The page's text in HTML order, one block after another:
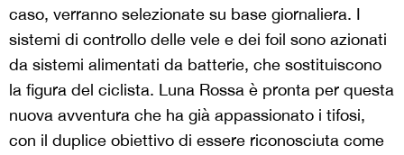
caso, verranno selezionate su base giornaliera. I
sistemi di controllo delle vele e dei foil sono azionati
da sistemi alimentati da batterie, che sostituiscono
la figura del ciclista. Luna Rossa è pronta per questa
nuova avventura che ha già appassionato i tifosi,
con il duplice obiettivo di essere riconosciuta come